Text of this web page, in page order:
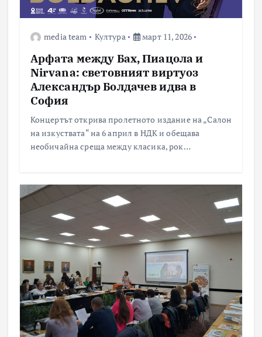
media team Култура март 11, 2026
Арфата между Бах, Пиацола и
Nirvana: световният виртуоз
Александър Болдачев идва в
София
Концертът открива пролетното издание на „Салон
на изкуствата“ на 6 април в НДК и обещава
необичайна среща между класика, рок…